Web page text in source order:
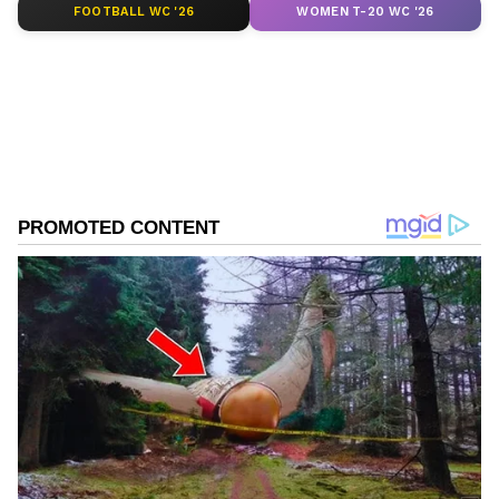
DOWNLOAD APP
RECOMMENDED STORIES
FOOTBALL WC '26 WOMEN T-20 WC '26